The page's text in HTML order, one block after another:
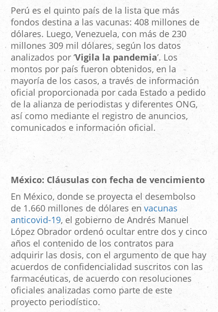
Perú es el quinto país de la lista que más
fondos destina a las vacunas: 408 millones de
dólares. Luego, Venezuela, con más de 230
millones 309 mil dólares, según los datos
analizados por ‘Vigila la pandemia’. Los
montos por país fueron obtenidos, en la
mayoría de los casos, a través de información
oficial proporcionada por cada Estado a pedido
de la alianza de periodistas y diferentes ONG,
así como mediante el registro de anuncios,
comunicados e información oficial.
México: Cláusulas con fecha de vencimiento
En México, donde se proyecta el desembolso
de 1.660 millones de dólares en vacunas
anticovid-19, el gobierno de Andrés Manuel
López Obrador ordenó ocultar entre dos y cinco
años el contenido de los contratos para
adquirir las dosis, con el argumento de que hay
acuerdos de confidencialidad suscritos con las
farmacéuticas, de acuerdo con resoluciones
oficiales analizadas como parte de este
proyecto periodístico.